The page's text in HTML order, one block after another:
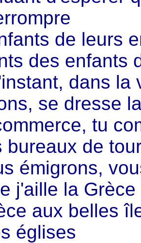
de leurs
des enfants
dans la
se dresse
tu
bureaux de
émigrons,
j'aille la
aux belles
églises